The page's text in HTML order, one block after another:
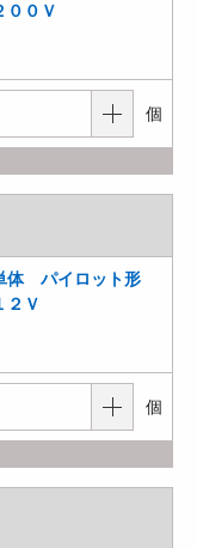
０Ｖ
個
体 パイロット形
２Ｖ
個